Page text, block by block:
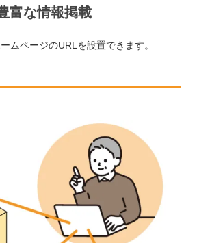
富な情報掲載
ムページのURLを設置できます。